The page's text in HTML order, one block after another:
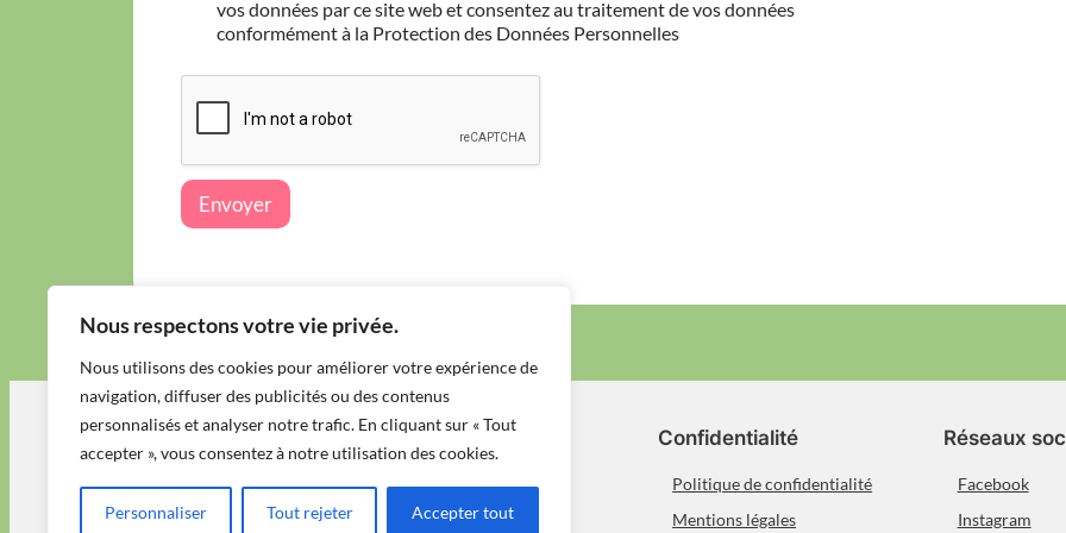
Nous respectons votre vie privée.
Nous utilisons des cookies pour améliorer votre expérience de
navigation, diffuser des publicités ou des contenus
personnalisés et analyser notre trafic. En cliquant sur « Tout
accepter », vous consentez à notre utilisation des cookies.
Personnaliser Tout rejeter Accepter tout
e
o
n
e
n
é
e
*
vos données par ce site web et consentez au traitement de vos données
conformément à la Protection des Données Personnelles
Envoyer
À propos
Présentation
Adoptions
Confidentialité
Politique de confidentialité
Mentions légales
Réseaux
Facebook
Instagram